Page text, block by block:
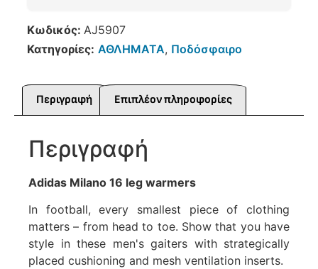
Κωδικός: AJ5907
Κατηγορίες: ΑΘΛΗΜΑΤΑ, Ποδόσφαιρο
Περιγραφή Επιπλέον πληροφορίες
Περιγραφή
Adidas Milano 16 leg warmers
In football, every smallest piece of clothing
matters – from head to toe. Show that you have
style in these men's gaiters with strategically
placed cushioning and mesh ventilation inserts.